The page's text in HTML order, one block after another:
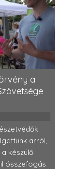
a
arról,
készülő
összefogás